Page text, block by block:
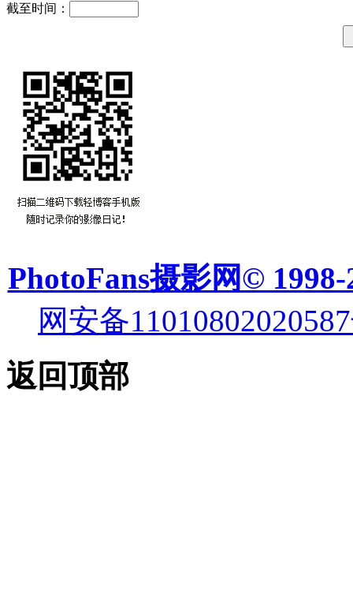
截至时间：
PhotoFans摄影网© 1998-
网安备
返回顶部